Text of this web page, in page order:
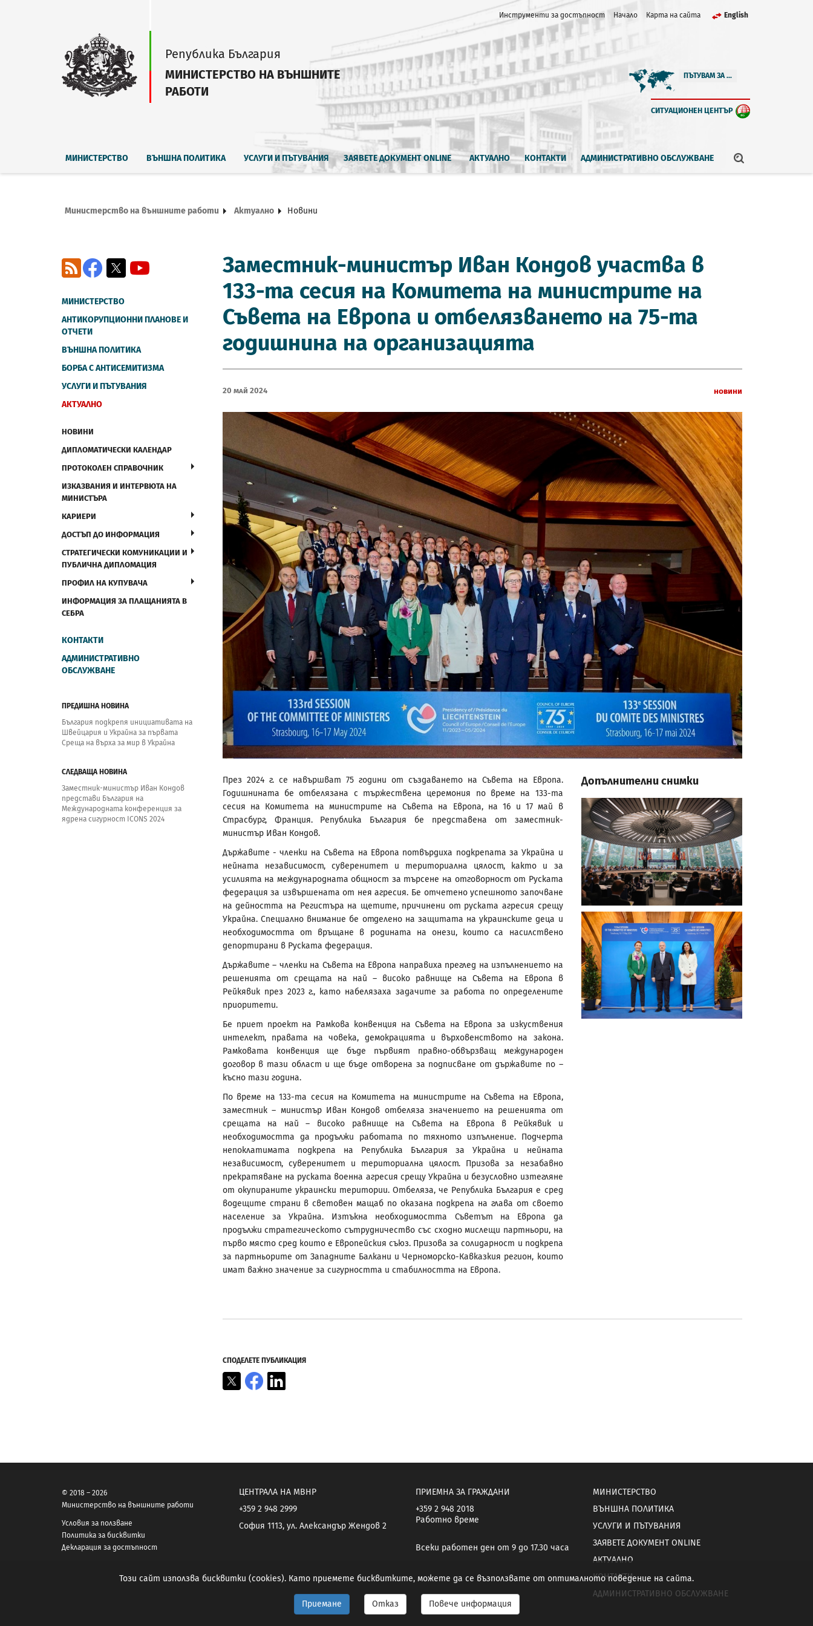
Инструменти за достъпност Начало Карта на сайта English
Република България
МИНИСТЕРСТВО НА ВЪНШНИТЕ
РАБОТИ
ПЪТУВАМ ЗА ...
СИТУАЦИОНЕН ЦЕНТЪР
МИНИСТЕРСТВО ВЪНШНА ПОЛИТИКА УСЛУГИ И ПЪТУВАНИЯ ЗАЯВЕТЕ ДОКУМЕНТ ONLINE АКТУАЛНО КОНТАКТИ АДМИНИСТРАТИВНО ОБСЛУЖВАНЕ
Министерство на външните работи Актуално Новини
Facebook
X
RSS
МИНИСТЕРСТВО
АНТИКОРУПЦИОННИ ПЛАНОВЕ И
ОТЧЕТИ
ВЪНШНА ПОЛИТИКА
БОРБА С АНТИСЕМИТИЗМА
УСЛУГИ И ПЪТУВАНИЯ
АКТУАЛНО
НОВИНИ
ДИПЛОМАТИЧЕСКИ КАЛЕНДАР
ПРОТОКОЛЕН СПРАВОЧНИК
ИЗКАЗВАНИЯ И ИНТЕРВЮТА НА
МИНИСТЪРА
КАРИЕРИ
ДОСТЪП ДО ИНФОРМАЦИЯ
СТРАТЕГИЧЕСКИ КОМУНИКАЦИИ И
ПУБЛИЧНА ДИПЛОМАЦИЯ
ПРОФИЛ НА КУПУВАЧА
ИНФОРМАЦИЯ ЗА ПЛАЩАНИЯТА В
СЕБРА
КОНТАКТИ
АДМИНИСТРАТИВНО
ОБСЛУЖВАНЕ
ПРЕДИШНА НОВИНА
България подкрепя инициативата на
Швейцария и Украйна за първата
Среща на върха за мир в Украйна
СЛЕДВАЩА НОВИНА
Заместник-министър Иван Кондов
представи България на
Международната конференция за
ядрена сигурност ICONS 2024
Заместник-министър Иван Кондов участва в
133-та сесия на Комитета на министрите на
Съвета на Европа и отбелязването на 75-та
годишнина на организацията
20 Май 2024 Новини
През 2024 г. се навършват 75 години от създаването на Съвета на Европа.
Годишнината бе отбелязана с тържествена церемония по време на 133-та
сесия на Комитета на министрите на Съвета на Европа, на 16 и 17 май в
Страсбург, Франция. Република България бе представена от заместник-
министър Иван Кондов.
Държавите - членки на Съвета на Европа потвърдиха подкрепата за Украйна и
нейната независимост, суверенитет и териториална цялост, както и за
усилията на международната общност за търсене на отговорност от Руската
федерация за извършената от нея агресия. Бе отчетено успешното започване
на дейността на Регистъра на щетите, причинени от руската агресия срещу
Украйна. Специално внимание бе отделено на защитата на украинските деца и
необходимостта от връщане в родината на онези, които са насилствено
депортирани в Руската федерация.
Държавите – членки на Съвета на Европа направиха преглед на изпълнението на
решенията от срещата на най – високо равнище на Съвета на Европа в
Рейкявик през 2023 г., като набелязаха задачите за работа по определените
приоритети.
Бе приет проект на Рамкова конвенция на Съвета на Европа за изкуствения
интелект, правата на човека, демокрацията и върховенството на закона.
Рамковата конвенция ще бъде първият правно-обвързващ международен
договор в тази област и ще бъде отворена за подписване от държавите по –
късно тази година.
По време на 133-та сесия на Комитета на министрите на Съвета на Европа,
заместник – министър Иван Кондов отбеляза значението на решенията от
срещата на най – високо равнище на Съвета на Европа в Рейкявик и
необходимостта да продължи работата по тяхното изпълнение. Подчерта
непоклатимата подкрепа на Република България за Украйна и нейната
независимост, суверенитет и териториална цялост. Призова за незабавно
прекратяване на руската военна агресия срещу Украйна и безусловно изтегляне
от окупираните украински територии. Отбеляза, че Република България е сред
водещите страни в световен мащаб по оказана подкрепа на глава от своето
население за Украйна. Изтъкна необходимостта Съветът на Европа да
продължи стратегическото сътрудничество със сходно мислещи партньори, на
първо място сред които е Европейския съюз. Призова за солидарност и подкрепа
за партньорите от Западните Балкани и Черноморско-Кавказкия регион, които
имат важно значение за сигурността и стабилността на Европа.
Допълнителни снимки
СПОДЕЛЕТЕ ПУБЛИКАЦИЯ
X Facebook
© 2018 – 2026
Министерство на външните работи
Условия за ползване
Политика за бисквитки
Декларация за достъпност
ЦЕНТРАЛА НА МВНР
+359 2 948 2999
София 1113, ул. Александър Жендов 2
ПРИЕМНА ЗА ГРАЖДАНИ
+359 2 948 2018
Работно време
Всеки работен ден от 9 до 17.30 часа
МИНИСТЕРСТВО
ВЪНШНА ПОЛИТИКА
УСЛУГИ И ПЪТУВАНИЯ
ЗАЯВЕТЕ ДОКУМЕНТ ONLINE
АКТУАЛНО
КОНТАКТИ
АДМИНИСТРАТИВНО ОБСЛУЖВАНЕ
Този сайт използва бисквитки (cookies). Като приемете бисквитките, можете да се възползвате от оптималното поведение на сайта.
Приемане Отказ Повече информация